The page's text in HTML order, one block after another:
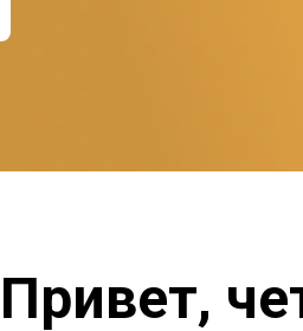
Привет,